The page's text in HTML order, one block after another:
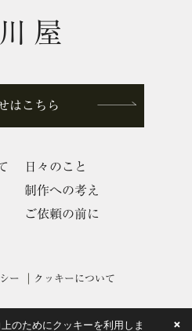
のためにクッキーを利用しま ×
屋
はこちら
日々のこと
制作への考え
ご依頼の前に
ー クッキーについて